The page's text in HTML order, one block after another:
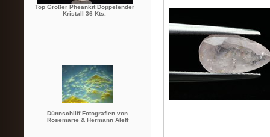
Top Großer Pheankit Doppelender
Kristall 36 Kts.
Dünnschliff Fotografien von
Rosemarie & Hermann Aleff